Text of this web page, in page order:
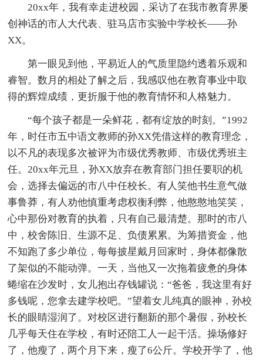
20xx年，我有幸走进校园，采访了在我市教育界屡
创神话的市人大代表、驻马店市实验中学校长——孙
XX。
第一眼见到他，平易近人的气质里隐约透着乐观和
睿智。数月的相处了解之后，我感叹他在教育事业中取
得的辉煌成绩，更折服于他的教育情怀和人格魅力。
“每个孩子都是一朵鲜花，都有绽放的时刻。”1992
年，时任市五中语文教师的孙XX凭借这样的教育理念，
以不凡的表现多次被评为市级优秀教师、市级优秀班主
任。20xx年元旦，孙XX放弃在教育部门担任要职的机
会，选择去偏远的市八中任校长。有人笑他书生意气做
事鲁莽，有人劝他慎重考虑权衡利弊，他憨憨地笑笑，
心中那份对教育的执着，只有自己最清楚。那时的市八
中，校舍陈旧、生源不足、负债累累。为筹措资金，他
不知跑了多少单位，每每披星戴月回家时，身体都像散
了架似的不能动弹。一天，当他又一次拖着疲惫的身体
蜷缩在沙发时，女儿抱出存钱罐说：“爸爸，我这里有好
多钱呢，您拿去建学校吧。”望着女儿纯真的眼神，孙校
长的眼睛湿润了。对校区进行翻新的那个暑假，孙校长
几乎每天住在学校，有时还陪工人一起干活。操场修好
了，他瘦了，两个月下来，瘦了6公斤。学校开学了，他